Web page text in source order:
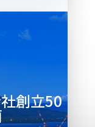
創立50